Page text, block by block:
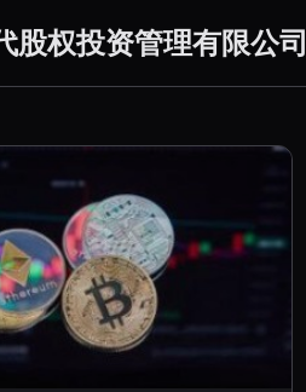
股权投资管理有限公司